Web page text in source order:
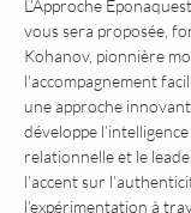
L’Approche
vous sera proposée,
Kohanov, pionnière
l'accompagnement
une approche
développe
relationnelle et le
l’accent sur
l’expérimentation à